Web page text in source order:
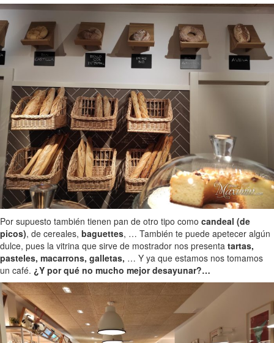
Por supuesto también tienen pan de otro tipo como candeal (de
picos), de cereales, baguettes, … También te puede apetecer algún
dulce, pues la vitrina que sirve de mostrador nos presenta tartas,
pasteles, macarrons, galletas, … Y ya que estamos nos tomamos
un café. ¿Y por qué no mucho mejor desayunar?…